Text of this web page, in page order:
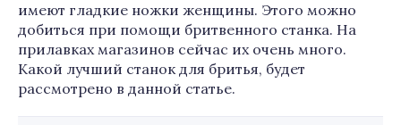
имеют гладкие ножки женщины. Этого можно
добиться при помощи бритвенного станка. На
прилавках магазинов сейчас их очень много.
Какой лучший станок для бритья, будет
рассмотрено в данной статье.